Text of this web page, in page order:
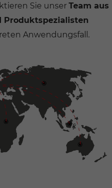
Sie unser Team aus
Produktspezialisten
Anwendungsfall.